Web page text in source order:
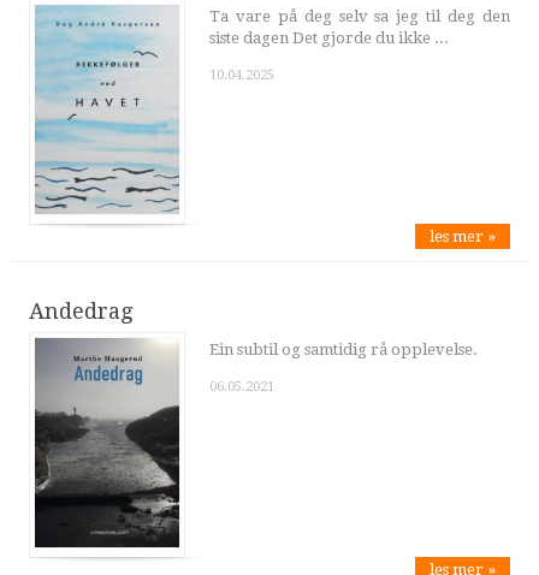
Ta vare på deg selv sa jeg til deg den
siste dagen Det gjorde du ikke ...
10.04.2025
les mer »
Andedrag
Ein subtil og samtidig rå opplevelse.
06.05.2021
les mer »